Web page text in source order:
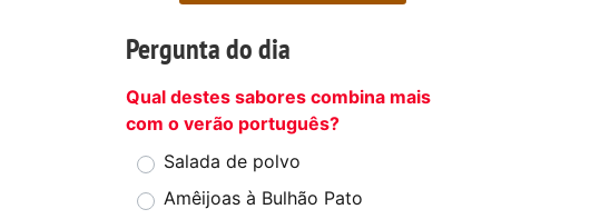
Pergunta do dia
Qual destes sabores combina mais
com o verão português?
Salada de polvo
Amêijoas à Bulhão Pato